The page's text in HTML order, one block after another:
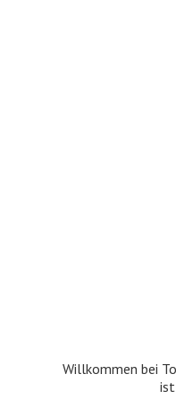
Willkommen bei